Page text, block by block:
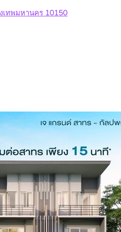
เทพมหานคร 10150